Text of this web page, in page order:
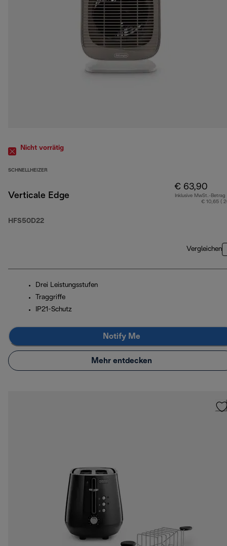
Nicht vorrätig
SCHNELLHEIZER
Verticale Edge
HFS50D22
€ 63,90
Inklusive MwSt.-Betrag
€ 10,65 (
Vergleichen
Drei Leistungsstufen
Traggriffe
IP21-Schutz
Notify Me
Mehr entdecken